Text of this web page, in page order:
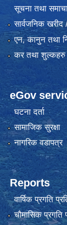
सूचना तथा
सार्वजनिक
एन, कानुन तथा
कर तथा शुल्कहरु
eGov
घटना दर्ता
सामाजिक सुरक्षा
नागरिक वडापत्र
Reports
वार्षिक प्रगति
चौमासिक प्रगति